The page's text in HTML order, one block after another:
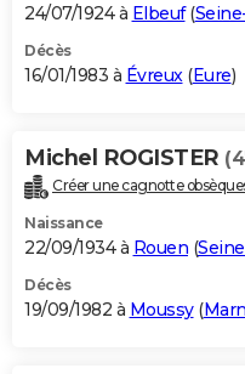
24/07/1924 à Elbeuf(
Décès
16/01/1983 à Évreux(Eure)
Michel ROGISTER
Créer une cagnotte
Naissance
22/09/1934 à Rouen (
Décès
19/09/1982 à Moussy(